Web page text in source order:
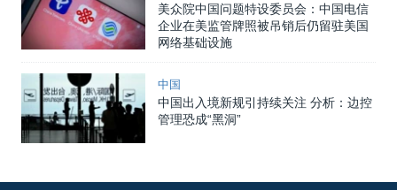
美众院中国问题特设委员会：中国电信
企业在美监管牌照被吊销后仍留驻美国
网络基础设施
中国
中国出入境新规引持续关注 分析：边控
管理恐成“黑洞”